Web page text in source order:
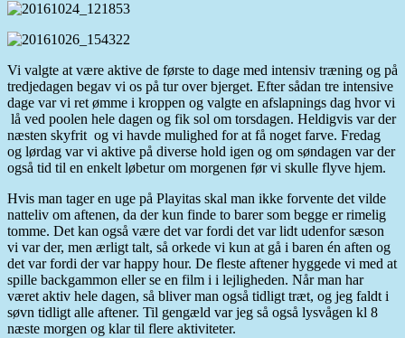
Vi valgte at være aktive de første to dage med intensiv træning og på
tredjedagen begav vi os på tur over bjerget. Efter sådan tre intensive
dage var vi ret ømme i kroppen og valgte en afslapnings dag hvor vi
lå ved poolen hele dagen og fik sol om torsdagen. Heldigvis var der
næsten skyfrit og vi havde mulighed for at få noget farve. Fredag
og lørdag var vi aktive på diverse hold igen og om søndagen var der
også tid til en enkelt løbetur om morgenen før vi skulle flyve hjem.
Hvis man tager en uge på Playitas skal man ikke forvente det vilde
natteliv om aftenen, da der kun finde to barer som begge er rimelig
tomme. Det kan også være det var fordi det var lidt udenfor sæson
vi var der, men ærligt talt, så orkede vi kun at gå i baren én aften og
det var fordi der var happy hour. De fleste aftener hyggede vi med at
spille backgammon eller se en film i i lejligheden. Når man har
været aktiv hele dagen, så bliver man også tidligt træt, og jeg faldt i
søvn tidligt alle aftener. Til gengæld var jeg så også lysvågen kl 8
næste morgen og klar til flere aktiviteter.